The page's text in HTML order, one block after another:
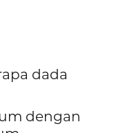
dada
dengan